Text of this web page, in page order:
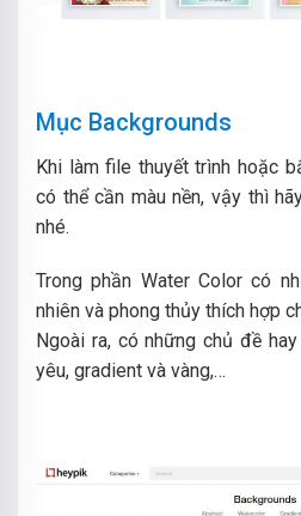
Mục Backgrounds
Khi làm file thuyết trình hoặc
có thể cần màu nền, vậy thì
nhé.
Trong phần Water Color có
nhiên và phong thủy thích hợp
Ngoài ra, có những chủ đề
yêu, gradient và vàng,…